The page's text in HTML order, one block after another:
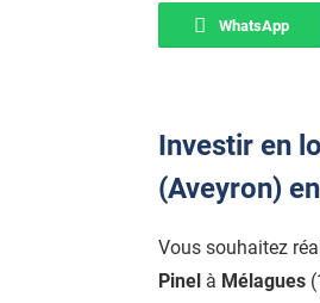
WhatsApp
Investir en
(Aveyron)
Vous souhaitez
Pinel à Mélagues